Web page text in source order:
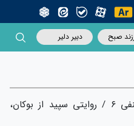
صبح دبیر دلیر
تقدیر در دمای منفی ۶ / روایتی سپید از بوکان،